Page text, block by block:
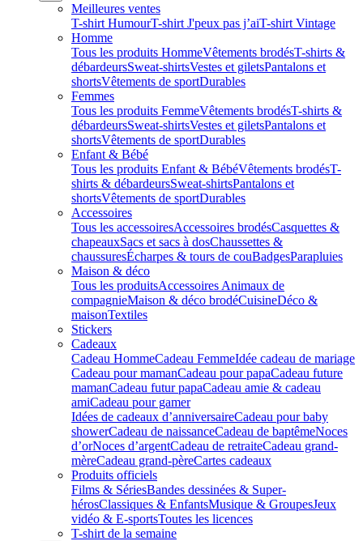
Meilleures ventes
T-shirt HumourT-shirt J'peux pas j’aiT-shirt Vintage
Homme
Tous les produits HommeVêtements brodésT-shirts &
débardeursSweat-shirtsVestes et giletsPantalons et
shortsVêtements de sportDurables
Femmes
Tous les produits FemmeVêtements brodésT-shirts &
débardeursSweat-shirtsVestes et giletsPantalons et
shortsVêtements de sportDurables
Enfant & Bébé
Tous les produits Enfant & BébéVêtements brodésT-
shirts & débardeursSweat-shirtsPantalons et
shortsVêtements de sportDurables
Accessoires
Tous les accessoiresAccessoires brodésCasquettes &
chapeauxSacs et sacs à dosChaussettes &
chaussuresÉcharpes & tours de couBadgesParapluies
Maison & déco
Tous les produitsAccessoires Animaux de
compagnieMaison & déco brodéCuisineDéco &
maisonTextiles
Stickers
Cadeaux
Cadeau HommeCadeau FemmeIdée cadeau de mariage​
Cadeau pour mamanCadeau pour papaCadeau future
mamanCadeau futur papaCadeau amie & cadeau
amiCadeau pour gamer
Idées de cadeaux d’anniversaireCadeau pour baby
showerCadeau de naissanceCadeau de baptêmeNoces
d’orNoces d’argentCadeau de retraiteCadeau grand-
mèreCadeau grand-pèreCartes cadeaux
Produits officiels
Films & SériesBandes dessinées & Super-
hérosClassiques & EnfantsMusique & GroupesJeux
vidéo & E-sportsToutes les licences
T-shirt de la semaine